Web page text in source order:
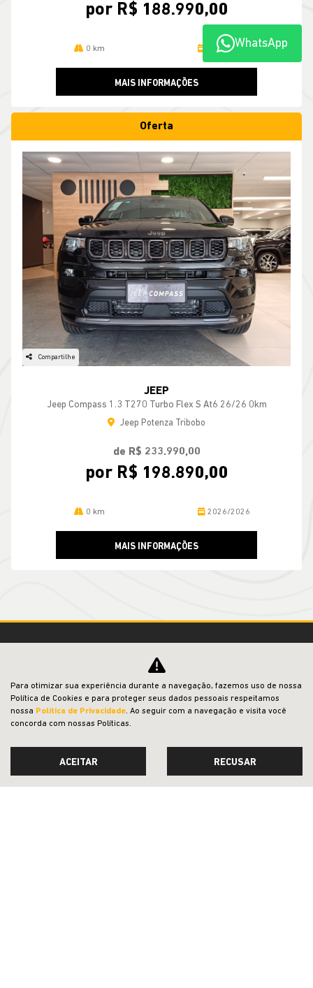
por R$ 188.990,00
0 km 2026/2027
MAIS INFORMAÇÕES
Oferta
Compartilhe
JEEP
Jeep Compass 1.3 T270 Turbo Flex S At6 26/26 0km
Jeep Potenza Tribobo
de R$ 233.990,00
por R$ 198.890,00
0 km 2026/2026
MAIS INFORMAÇÕES
WhatsApp
CNPJ: 23.029.795/0002-47
NOVOS
Para otimizar sua experiência durante a navegação, fazemos uso de nossa
Política de Cookies e para proteger seus dados pessoais respeitamos
nossa Política de Privacidade. Ao seguir com a navegação e visita você
concorda com nossas Políticas.
ACEITAR RECUSAR